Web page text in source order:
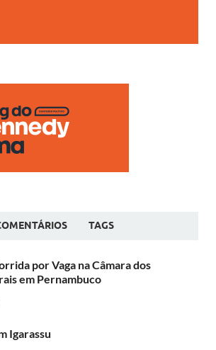
TAGS
por Vaga na Câmara dos
em Pernambuco
Igarassu